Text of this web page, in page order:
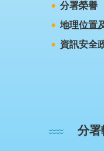
分署榮譽
地理位置
資訊安全
分署